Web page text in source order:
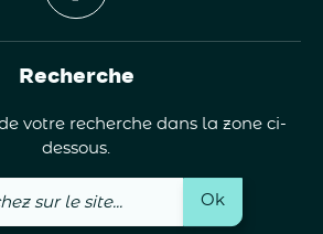
Recherche
votre recherche dans la zone ci-
dessous.
Ok